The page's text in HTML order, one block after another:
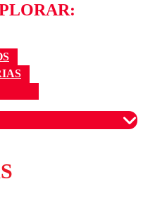
para garantizar un